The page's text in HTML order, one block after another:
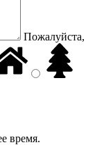
Пожалуйста,
время.